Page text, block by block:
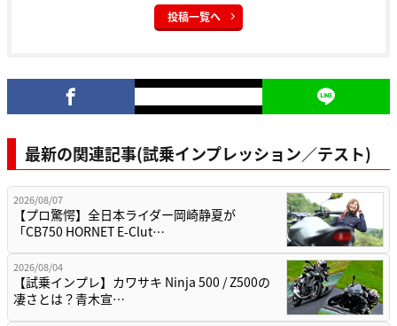
投稿一覧へ
最新の関連記事(試乗インプレッション／テスト)
2026/08/07
【プロ驚愕】全日本ライダー岡崎静夏が
「CB750 HORNET E-Clut…
2026/08/04
【試乗インプレ】カワサキ Ninja 500 / Z500の
凄さとは？青木宣…